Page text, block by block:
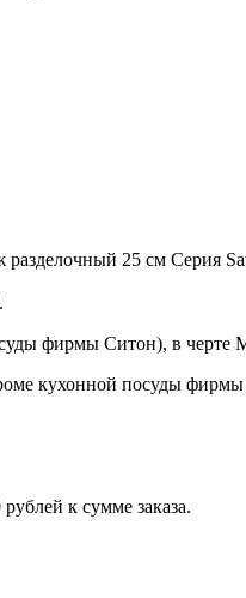
25 см Серия
фирмы Ситон), в черте
кухонной посуды фирмы
к сумме заказа.